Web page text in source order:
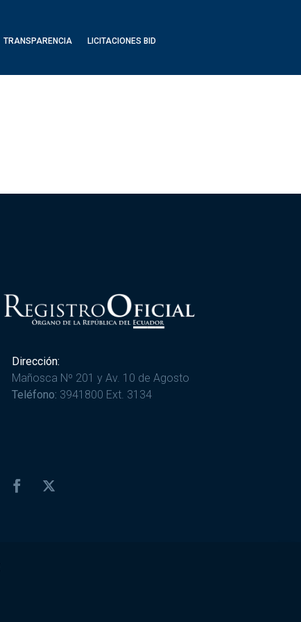
TRANSPARENCIA LICITACIONES BID
Dirección:
Mañosca Nº 201 y Av. 10 de Agosto
Teléfono: 3941800 Ext. 3134